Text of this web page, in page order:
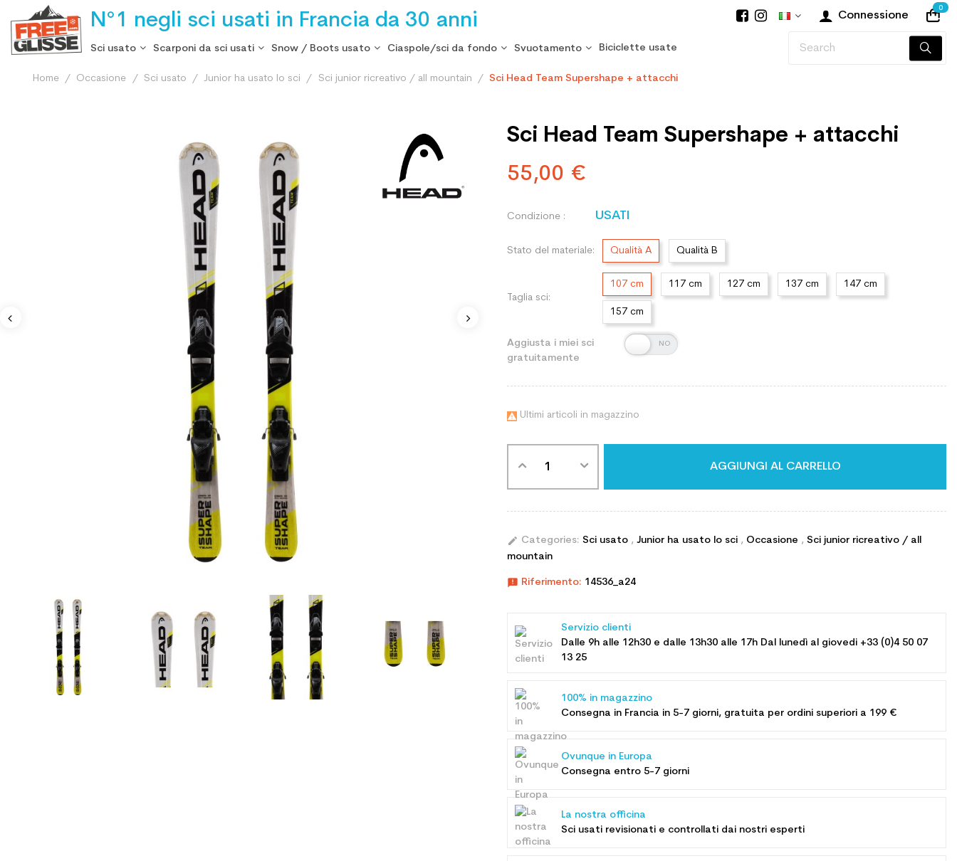
N°1 negli sci usati in Francia da 30 anni Connessione
0
Sci usato Scarponi da sci usati Snow / Boots usato Ciaspole/sci da fondo Svuotamento Biciclette usate
Home Occasione Sci usato Junior ha usato lo sci Sci junior ricreativo / all mountain Sci Head Team Supershape + attacchi
Sci Head Team Supershape + attacchi
55,00 €
Condizione : USATI
Stato del materiale: Qualità A Qualità B
Taglia sci:
107 cm 117 cm 127 cm 137 cm 147 cm
157 cm
Aggiusta i miei sci
gratuitamente
 Ultimi articoli in magazzino
AGGIUNGI AL CARRELLO
edit Categories: Sci usato , Junior ha usato lo sci , Occasione , Sci junior ricreativo / all
mountain
announcement Riferimento: 14536_a24
Servizio clienti
Dalle 9h alle 12h30 e dalle 13h30 alle 17h Dal lunedì al giovedi +33 (0)4 50 07
13 25
100% in magazzino
Consegna in Francia in 5-7 giorni, gratuita per ordini superiori a 199 €
Ovunque in Europa
Consegna entro 5-7 giorni
La nostra officina
Sci usati revisionati e controllati dai nostri esperti